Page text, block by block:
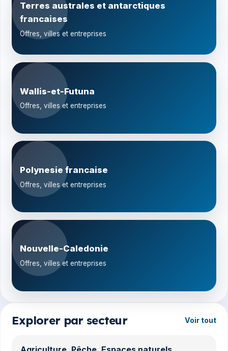
Terres australes et antarctiques
francaises
Offres, villes et entreprises
Wallis-et-Futuna
Offres, villes et entreprises
Polynesie francaise
Offres, villes et entreprises
Nouvelle-Caledonie
Offres, villes et entreprises
Explorer par secteur Voir tout